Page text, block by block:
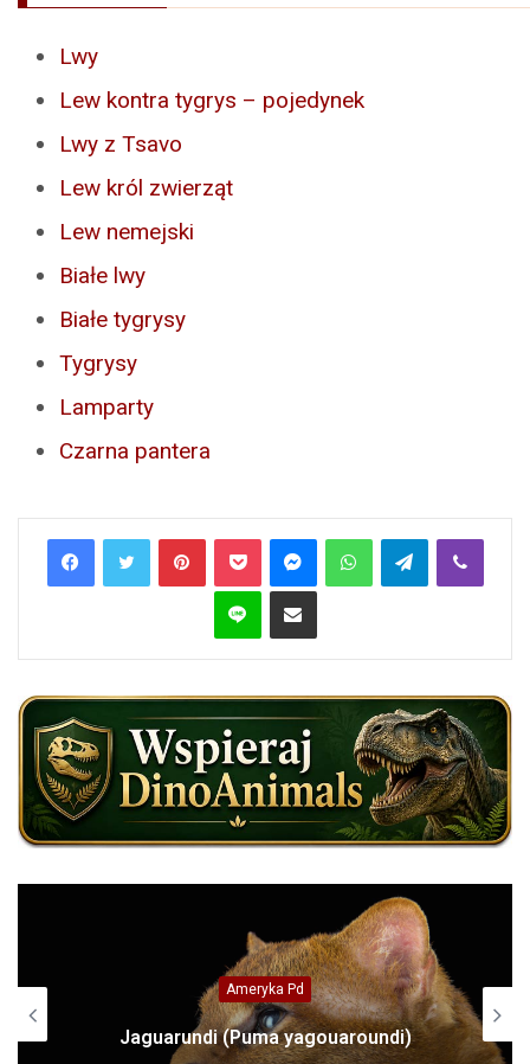
Lwy
Lew kontra tygrys – pojedynek
Lwy z Tsavo
Lew król zwierząt
Lew nemejski
Białe lwy
Białe tygrysy
Tygrysy
Lamparty
Czarna pantera
PinterestPocket MessengerWhatsAppTelegramViber
Line Share via Email
Ameryka Pd
Jaguarundi (Puma yagouaroundi)